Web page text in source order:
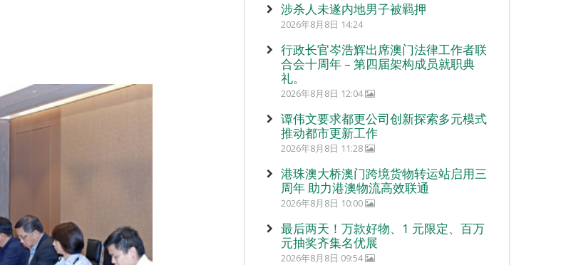
涉杀人未遂内地男子被羁押
2026年8月8日 14:24
行政长官岑浩辉出席澳门法律工作者联
合会十周年 – 第四届架构成员就职典
礼。
2026年8月8日 12:04
谭伟文要求都更公司创新探索多元模式
推动都市更新工作
2026年8月8日 11:28
港珠澳大桥澳门跨境货物转运站启用三
周年 助力港澳物流高效联通
2026年8月8日 10:00
最后两天！万款好物、1 元限定、百万
元抽奖齐集名优展
2026年8月8日 09:54